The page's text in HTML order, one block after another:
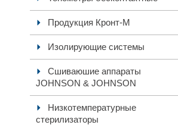
Продукция Кронт-М
Изолирующие системы
Сшиваюшие аппараты
JOHNSON & JOHNSON
Низкотемпературные
стерилизаторы